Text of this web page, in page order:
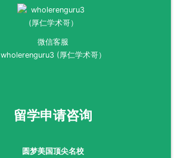
微信客服
wholerenguru3 (厚仁学术哥）
留学申请咨询
圆梦美国顶尖名校